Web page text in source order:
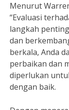
Menurut
“Evaluasi
langkah
dan
berkala, Anda
perbaikan dan
diperlukan
dengan baik.